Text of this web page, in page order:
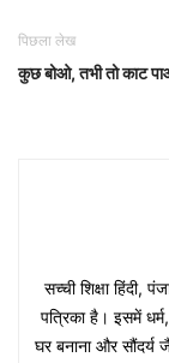
पिछला लेख
कुछ बोओ, तभी तो काट
सच्ची शिक्षा हिंदी,
पत्रिका है। इसमें
घर बनाना और सौंदर्य